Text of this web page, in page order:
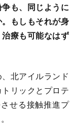
も、同じように
もしもそれが身
療も可能なはず
北アイルランド
リックとプロテ
せる接触推進プ